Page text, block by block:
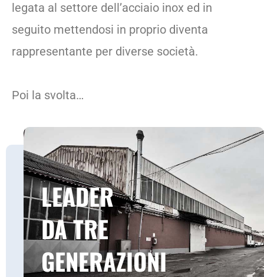
LEADER
DA TRE
GENERAZIONI
legata al settore dell’acciaio inox ed in
seguito mettendosi in proprio diventa
rappresentante per diverse società.
Poi la svolta…